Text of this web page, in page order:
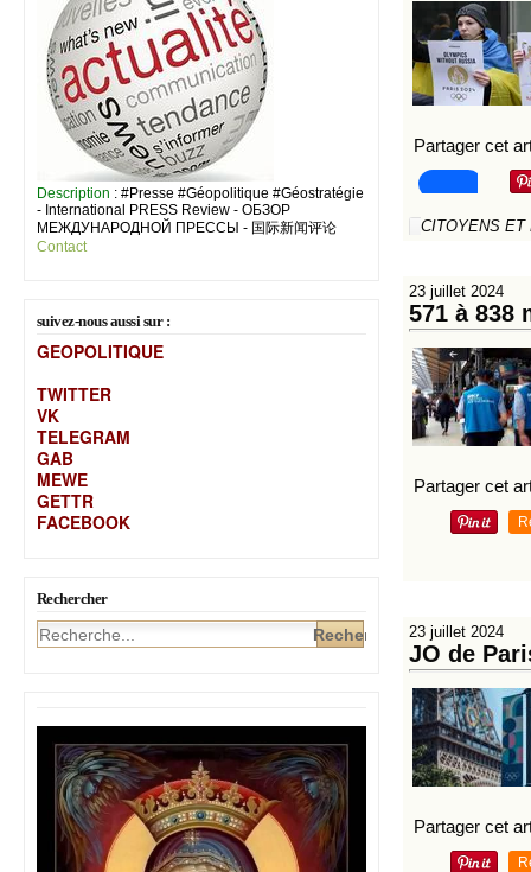
Description : #Presse #Géopolitique #Géostratégie
- International PRESS Review - ОБЗОР
МЕЖДУНАРОДНОЙ ПРЕССЫ - 国际新闻评论
Contact
suivez-nous aussi sur :
GEOPOLITIQUE
TWITTER
VK
TELEGRAM
GAB
MEWE
GETTR
FACEBOOK
Rechercher
Partager cet
CITOYENS ET
23 juillet 2024
571 à 838
Partager cet
23 juillet 2024
JO de
Partager cet